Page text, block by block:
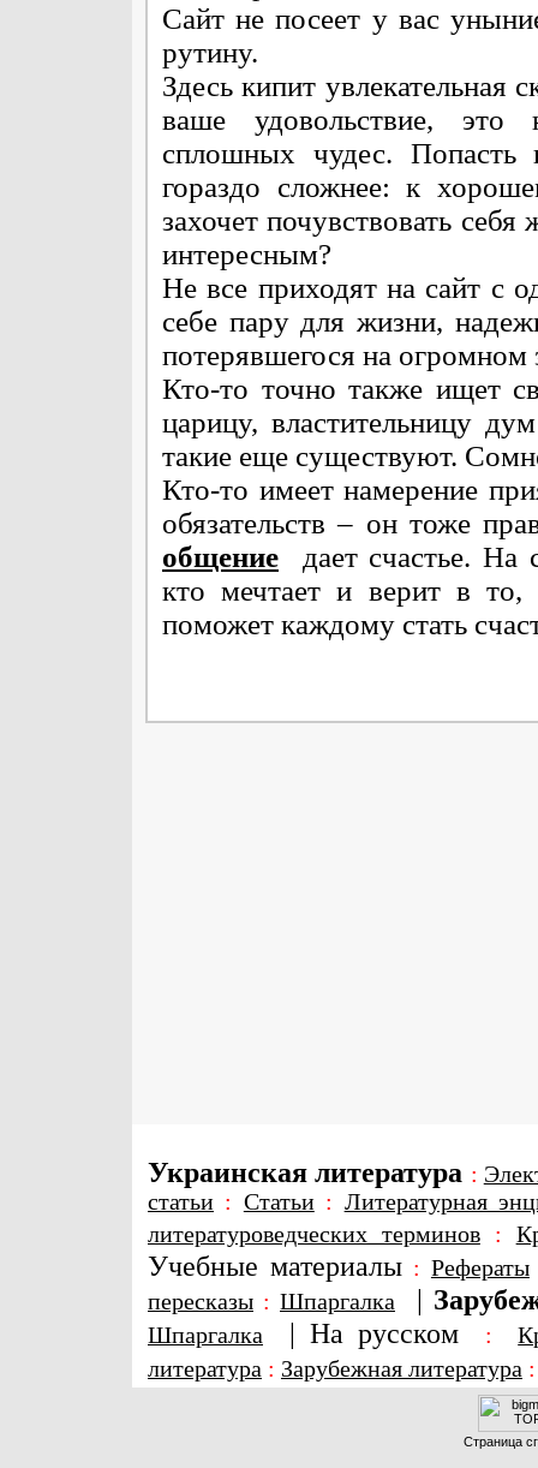
Сайт не посеет у вас
рутину.
Здесь кипит увлекательная
ваше удовольствие, это
сплошных чудес. Попасть
гораздо сложнее: к
захочет почувствовать
интересным?
Не все приходят на сайт с
себе пару для жизни,
потерявшегося на
Кто-то точно также ищет
царицу, властительницу
такие еще существуют.
Кто-то имеет намерение
обязательств – он тоже
общение дает счастье. На
кто мечтает и верит в то,
поможет каждому стать
Украинская литература :
статьи : Статьи: Литературная
литературоведческих терминов:
Учебные материалы : Рефераты
пересказы : Шпаргалка |
Шпаргалка | На русском :
литература : Зарубежная литература
Страница